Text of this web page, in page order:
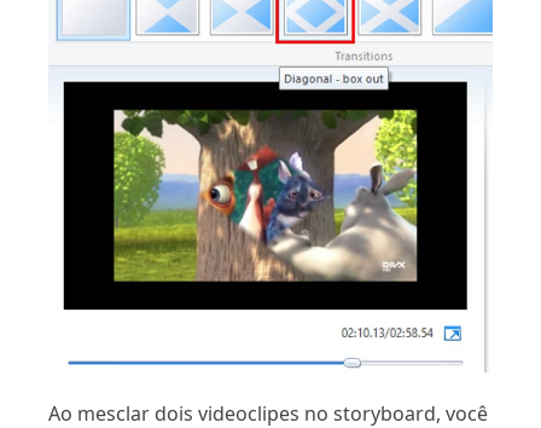
Ao mesclar dois videoclipes no storyboard, você